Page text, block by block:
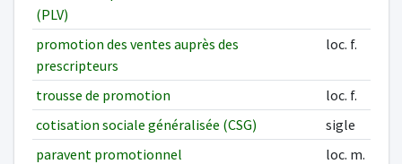
(PLV)
promotion des ventes auprès des
prescripteurs
loc. f.
trousse de promotion
loc. f.
cotisation sociale généralisée (CSG)
sigle
paravent promotionnel
loc. m.